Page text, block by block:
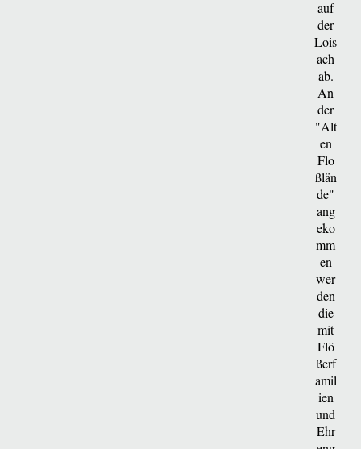
auf
der
Lois
ach
ab.
An
der
"Alt
en
Flo
ßlän
de"
ang
eko
mm
en
wer
den
die
mit
Flö
ßerf
amil
ien
und
Ehr